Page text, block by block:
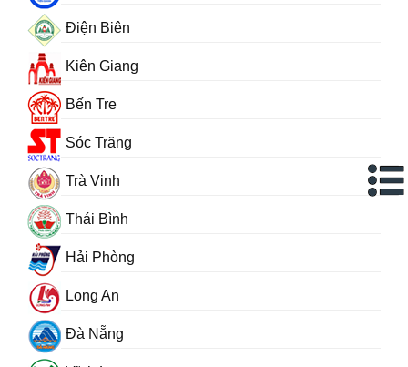
Điện Biên
Kiên Giang
Bến Tre
Sóc Trăng
Trà Vinh
Thái Bình
Hải Phòng
Long An
Đà Nẵng